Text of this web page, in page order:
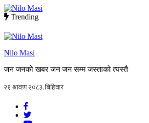
Trending
Nilo Masi
जन जनको खबर जन जन सम्म जस्ताको त्यस्तै